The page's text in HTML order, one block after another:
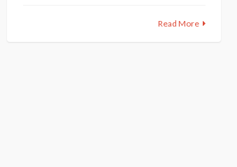
Read More